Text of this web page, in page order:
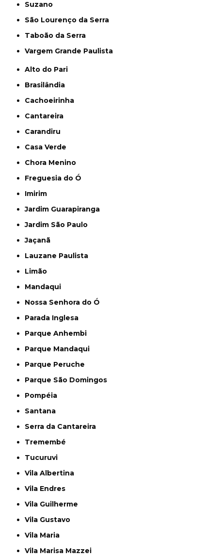
Suzano
São Lourenço da Serra
Taboão da Serra
Vargem Grande Paulista
Alto do Pari
Brasilândia
Cachoeirinha
Cantareira
Carandiru
Casa Verde
Chora Menino
Freguesia do Ó
Imirim
Jardim Guarapiranga
Jardim São Paulo
Jaçanã
Lauzane Paulista
Limão
Mandaqui
Nossa Senhora do Ó
Parada Inglesa
Parque Anhembi
Parque Mandaqui
Parque Peruche
Parque São Domingos
Pompéia
Santana
Serra da Cantareira
Tremembé
Tucuruvi
Vila Albertina
Vila Endres
Vila Guilherme
Vila Gustavo
Vila Maria
Vila Marisa Mazzei